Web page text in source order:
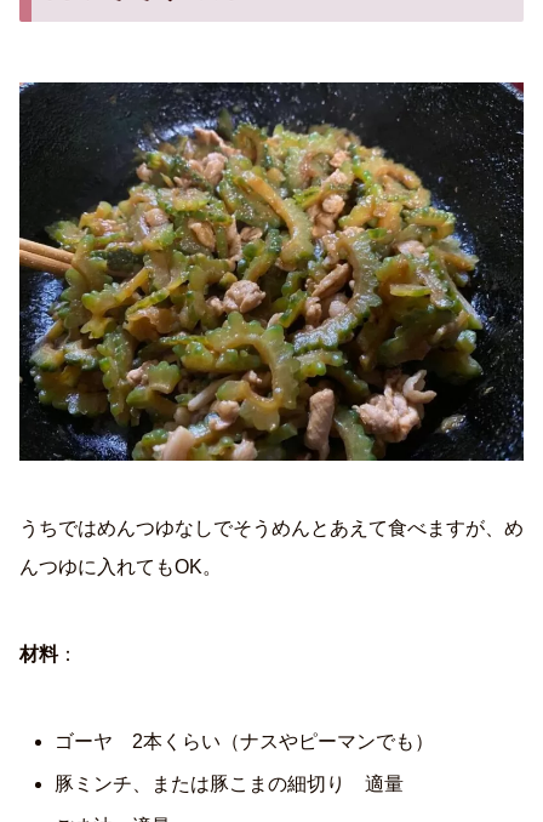
うちではめんつゆなしでそうめんとあえて食べますが、め
んつゆに入れてもOK。
材料：
ゴーヤ 2本くらい（ナスやピーマンでも）
豚ミンチ、または豚こまの細切り 適量